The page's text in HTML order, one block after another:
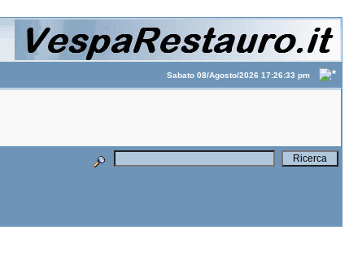
Sabato 08/Agosto/2026 17:26:33 pm